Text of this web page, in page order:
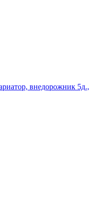
внедорожник 5д.,